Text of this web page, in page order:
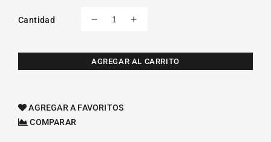
Cantidad
Reducir
para
Polea
Gmc
Aumentar
para
Polea
AGREGAR AL CARRITO
AGREGAR A FAVORITOS
COMPARAR